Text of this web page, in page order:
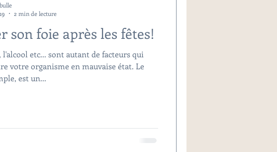
son foie après les fêtes!
l'alcool etc... sont autant de facteurs qui
votre organisme en mauvaise état. Le
est un...
2 min de lecture